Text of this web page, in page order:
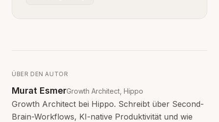
ÜBER DEN AUTOR
Murat EsmerGrowth Architect, Hippo
Growth Architect bei Hippo. Schreibt über Second-
Brain-Workflows, KI-native Produktivität und wie